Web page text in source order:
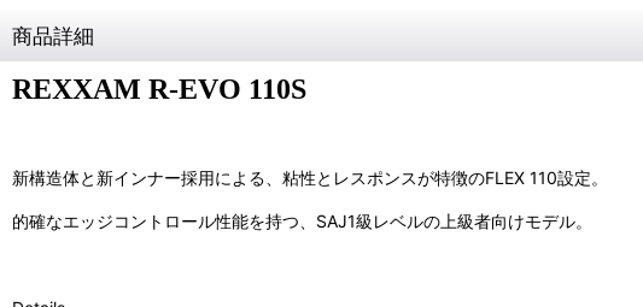
商品詳細
REXXAM R-EVO 110S
新構造体と新インナー採用による、粘性とレスポンスが特徴のFLEX 110設定。
的確なエッジコントロール性能を持つ、SAJ1級レベルの上級者向けモデル。